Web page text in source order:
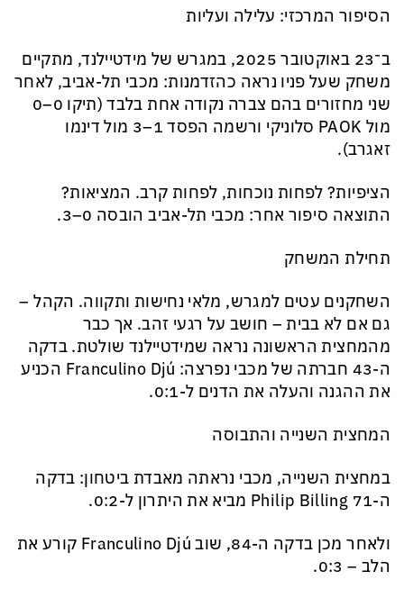
הסיפור המרכזי: עלילה ועליות
ב־23 באוקטובר 2025, במגרש של מידטיילנד, מתקיים
משחק שעל פניו נראה כהזדמנות: מכבי תל-אביב, לאחר
שני מחזורים בהם צברה נקודה אחת בלבד (תיקו 0–0
מול PAOK סלוניקי ורשמה הפסד 1–3 מול דינמו
זאגרב).
הציפיות? לפחות נוכחות, לפחות קרב. המציאות?
התוצאה סיפור אחר: מכבי תל-אביב הובסה 0–3.
תחילת המשחק
השחקנים עטים למגרש, מלאי נחישות ותקווה. הקהל –
גם אם לא בבית – חושב על רגעי זהב. אך כבר
מהמחצית הראשונה נראה שמידטיילנד שולטת. בדקה
ה-43 חברתה של מכבי נפרצה: Franculino Djú הכניע
את ההגנה והעלה את הדנים ל-0:1.
המחצית השנייה והתבוסה
במחצית השנייה, מכבי נראתה מאבדת ביטחון: בדקה
ה-71 Philip Billing מביא את היתרון ל-0:2.
ולאחר מכן בדקה ה-84, שוב ‏Franculino Djú קורע את
הלב – 0:3.